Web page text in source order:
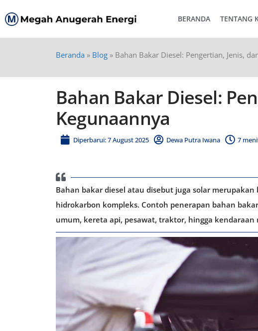
BERANDA TENTANG
Beranda » Blog » Bahan Bakar Diesel: Pengertian, Jenis,
Bahan Bakar Diesel:
Kegunaannya
Diperbarui: 7 August 2025 Dewa Putra Iwana 7
Bahan bakar diesel atau disebut juga solar
hidrokarbon kompleks. Contoh penerapan bahan
umum, kereta api, pesawat, traktor, hingga kendaraan